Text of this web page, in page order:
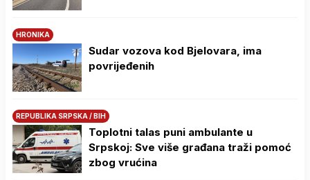
HRONIKA
Sudar vozova kod Bjelovara, ima
povrijeđenih
REPUBLIKA SRPSKA / BIH
Toplotni talas puni ambulante u
Srpskoj: Sve više građana traži pomoć
zbog vrućina